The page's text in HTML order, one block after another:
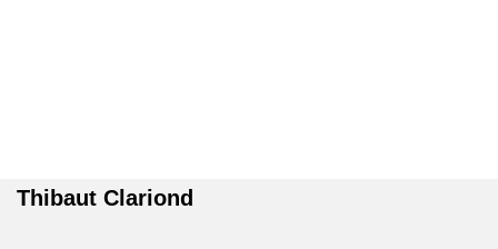
Thibaut Clariond